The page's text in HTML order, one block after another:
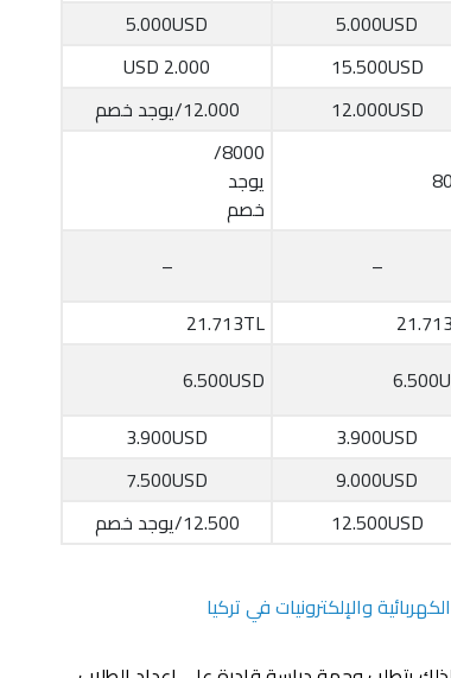
5.000USD
5.000USD
15.500USD
2.000 USD
12.000USD
12.000/يوجد خصم
8000/
يوجد
خصم
–
–
21.713TL
6.500USD
3.900USD
3.900USD
9.000USD
7.500USD
12.500USD 12.500/يوجد خصم
والإلكترونيات في تركيا